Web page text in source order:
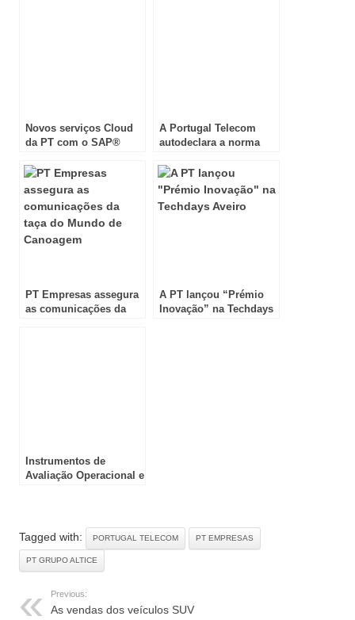
Novos serviços Cloud
da PT com o SAP®
A Portugal Telecom
autodeclara a norma
PT Empresas assegura
as comunicações da
A PT lançou “Prémio
Inovação” na Techdays
Instrumentos de
Avaliação Operacional e
Tagged with: PORTUGAL TELECOM PT EMPRESAS
PT GRUPO ALTICE
Previous:
As vendas dos veículos SUV